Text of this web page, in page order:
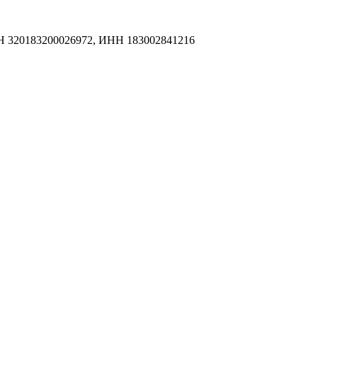
ИНН 183002841216